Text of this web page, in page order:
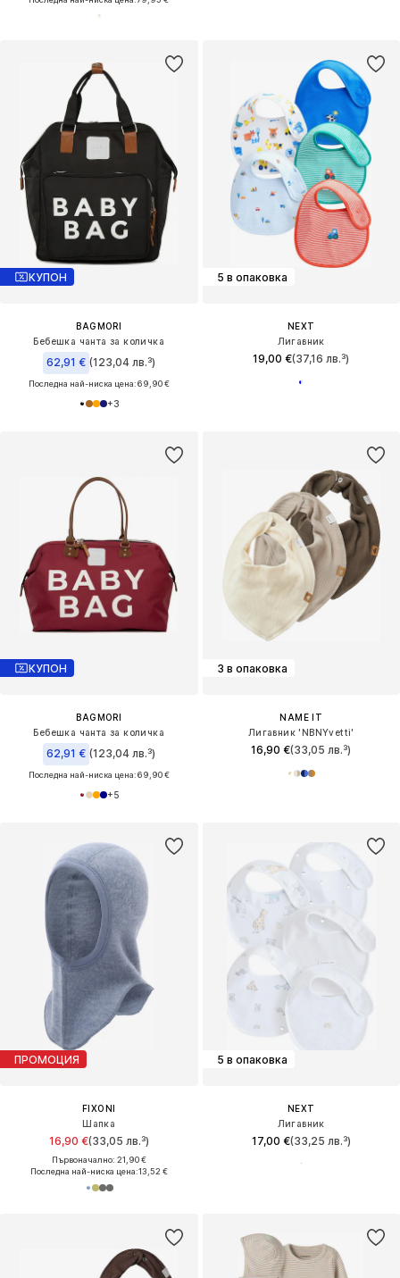
КУПОН
BAGMORI
Бебешка чанта за количка
62,91 € (123,04 лв.³)
Последна най-ниска цена:69,90 €
+3
5 в опаковка
NEXT
Лигавник
19,00 €(37,16 лв.³)
КУПОН
BAGMORI
Бебешка чанта за количка
62,91 € (123,04 лв.³)
Последна най-ниска цена:69,90 €
+5
3 в опаковка
NAME IT
Лигавник 'NBNYvetti'
16,90 €(33,05 лв.³)
ПРОМОЦИЯ
FIXONI
Шапка
16,90 €(33,05 лв.³)
Първоначално: 21,90 €
Последна най-ниска цена:13,52 €
5 в опаковка
NEXT
Лигавник
17,00 €(33,25 лв.³)